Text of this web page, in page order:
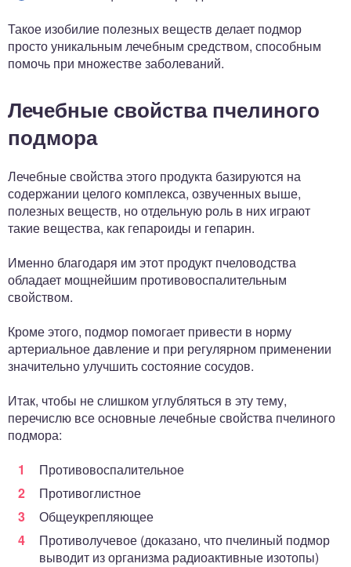
Такое изобилие полезных веществ делает подмор
просто уникальным лечебным средством, способным
помочь при множестве заболеваний.
Лечебные свойства пчелиного
подмора
Лечебные свойства этого продукта базируются на
содержании целого комплекса, озвученных выше,
полезных веществ, но отдельную роль в них играют
такие вещества, как гепароиды и гепарин.
Именно благодаря им этот продукт пчеловодства
обладает мощнейшим противовоспалительным
свойством.
Кроме этого, подмор помогает привести в норму
артериальное давление и при регулярном применении
значительно улучшить состояние сосудов.
Итак, чтобы не слишком углубляться в эту тему,
перечислю все основные лечебные свойства пчелиного
подмора:
Противовоспалительное
Противоглистное
Общеукрепляющее
Противолучевое (доказано, что пчелиный подмор
выводит из организма радиоактивные изотопы)